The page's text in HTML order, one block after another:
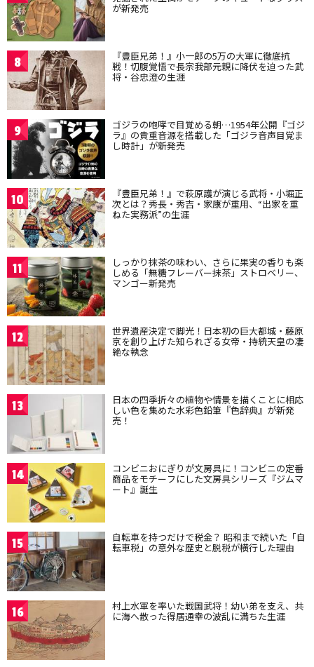
が新発売
8 『豊臣兄弟！』小一郎の5万の大軍に徹底抗
戦！切腹覚悟で長宗我部元親に降伏を迫った武
将・谷忠澄の生涯
9 ゴジラの咆哮で目覚める朝…1954年公開『ゴジ
ラ』の貴重音源を搭載した「ゴジラ音声目覚ま
し時計」が新発売
10 『豊臣兄弟！』で萩原護が演じる武将・小堀正
次とは？秀長・秀吉・家康が重用、“出家を重
ねた実務派”の生涯
11 しっかり抹茶の味わい、さらに果実の香りも楽
しめる「無糖フレーバー抹茶」ストロベリー、
マンゴー新発売
12 世界遺産決定で脚光！日本初の巨大都城・藤原
京を創り上げた知られざる女帝・持統天皇の凄
絶な執念
13 日本の四季折々の植物や情景を描くことに相応
しい色を集めた水彩色鉛筆『色辞典』が新発
売！
14 コンビニおにぎりが文房具に！コンビニの定番
商品をモチーフにした文房具シリーズ『ジムマ
ート』誕生
15 自転車を持つだけで税金？ 昭和まで続いた「自
転車税」の意外な歴史と脱税が横行した理由
16 村上水軍を率いた戦国武将！幼い弟を支え、共
に海へ散った得居通幸の波乱に満ちた生涯